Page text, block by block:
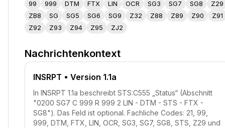
99
999 DTM FTX LIN OCR SG3 SG7 SG8
Z29
ZB8
SG SG5 SG6 SG9 Z32 Z88 Z89 Z90
Z91
Z92
Z93 Z94 Z95 ZJ2
Nachrichtenkontext
INSRPT • Version 1.1a
In INSRPT 1.1a beschreibt STS:C555 „Status“ (Abschnitt
"0200 SG7 C 999 R 999 2 LIN - DTM - STS - FTX -
SG8"). Das Feld ist optional. Fachliche Codes: 21, 99,
999, DTM, FTX, LIN, OCR, SG3, SG7, SG8, STS, Z29 und